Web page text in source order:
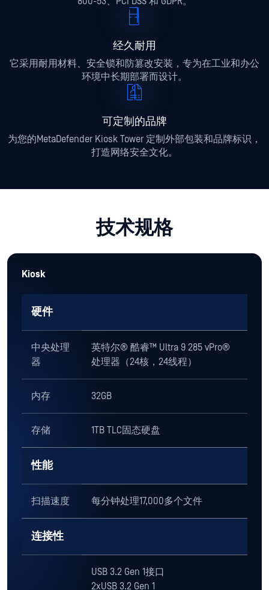
经久耐用
它采用耐用材料、安全锁和防篡改安装，专为在工业和办公
环境中长期部署而设计。
可定制的品牌
为您的MetaDefender Kiosk Tower 定制外部包装和品牌标识，
打造网络安全文化。
技术规格
Kiosk
硬件
中央处理
32GB